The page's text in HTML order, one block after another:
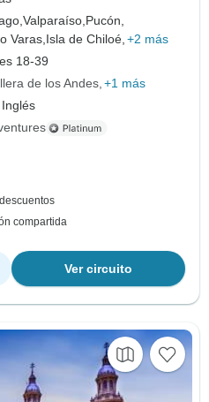
Valparaíso,Pucón,
Varas,Isla de Chiloé, +2 más
18-39
de los Andes +1 más
compartida
Ver circuito